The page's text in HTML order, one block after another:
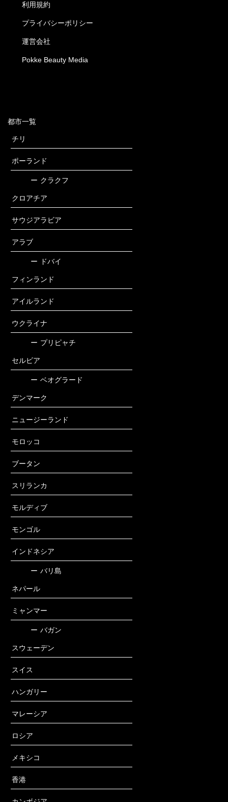
利用規約
プライバシーポリシー
運営会社
Pokke Beauty Media
都市一覧
チリ
ポーランド
ー クラクフ
クロアチア
サウジアラビア
アラブ
ー ドバイ
フィンランド
アイルランド
ウクライナ
ー プリピャチ
セルビア
ー ベオグラード
デンマーク
ニュージーランド
モロッコ
ブータン
スリランカ
モルディブ
モンゴル
インドネシア
ー バリ島
ネパール
ミャンマー
ー バガン
スウェーデン
スイス
ハンガリー
マレーシア
ロシア
メキシコ
香港